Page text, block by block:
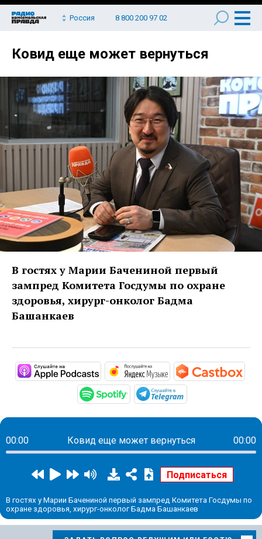
Россия 8 800 200 97 02
Ковид еще может вернуться
В гостях у Марии Бачениной первый
зампред Комитета Госдумы по охране
здоровья, хирург-онколог Бадма
Башанкаев
https://podcasts.apple.com/ru/
https://
https://open.spotify.com/
00:00 Ковид еще может вернуться 00:00
В гостях у Марии Бачениной первый зампред Комитета Госдумы по
охране здоровья, хирург-онколог Бадма Башанкаев